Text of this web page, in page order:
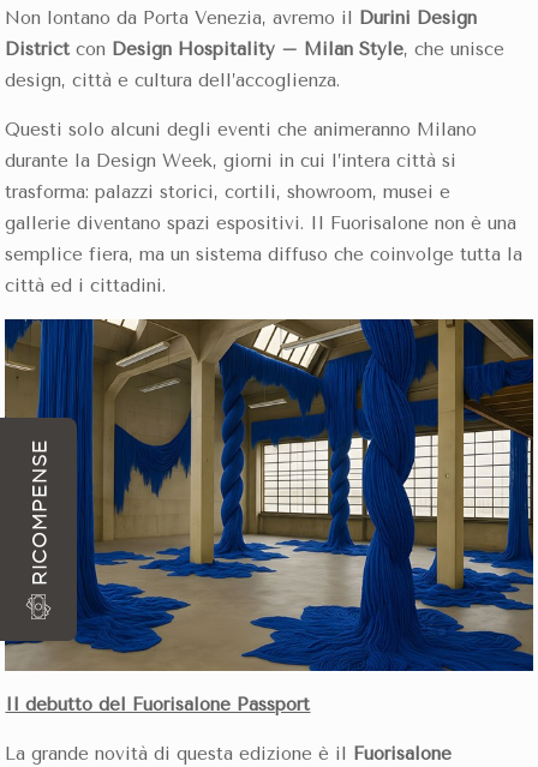
Non lontano da Porta Venezia, avremo il
Durini Design
Districtcon Design Hospitality – Milan Style, che unisce
design, città e cultura dell’accoglienza.
Questi solo alcuni degli eventi che animeranno Milano
durante la Design Week, giorni in cui l’intera città si
trasforma: palazzi storici, cortili, showroom, musei e
gallerie diventano spazi espositivi. Il Fuorisalone non è una
semplice fiera, ma un sistema diffuso che coinvolge tutta la
città ed i cittadini.
Il debutto del Fuorisalone Passport
La grande novità di questa edizione è il Fuorisalone
RICOMPENSE